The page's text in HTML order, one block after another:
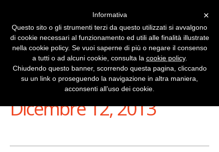
Stai Visualizzando
Dicembre 12, 2013
×
Informativa
Questo sito o gli strumenti terzi da questo utilizzati si avvalgono
di cookie necessari al funzionamento ed utili alle finalità illustrate
nella cookie policy. Se vuoi saperne di più o negare il consenso
a tutti o ad alcuni cookie, consulta la cookie policy.
Chiudendo questo banner, scorrendo questa pagina, cliccando
su un link o proseguendo la navigazione in altra maniera,
acconsenti all’uso dei cookie.